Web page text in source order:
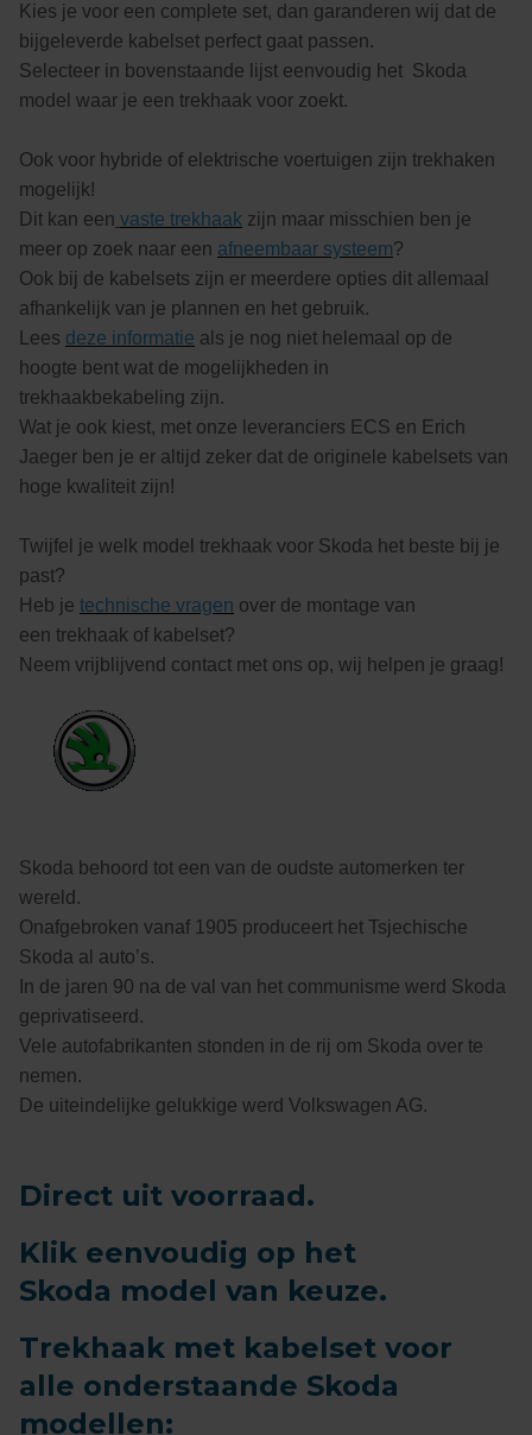
Kies je voor een complete set, dan garanderen wij dat de
bijgeleverde kabelset perfect gaat passen.
Selecteer in bovenstaande lijst eenvoudig het Skoda
model waar je een trekhaak voor zoekt.
Ook voor hybride of elektrische voertuigen zijn trekhaken
mogelijk!
Dit kan een vaste trekhaak zijn maar misschien ben je
meer op zoek naar een afneembaar systeem?
Ook bij de kabelsets zijn er meerdere opties dit allemaal
afhankelijk van je plannen en het gebruik.
Lees deze informatie als je nog niet helemaal op de
hoogte bent wat de mogelijkheden in
trekhaakbekabeling zijn.
Wat je ook kiest, met onze leveranciers ECS en Erich
Jaeger ben je er altijd zeker dat de originele kabelsets van
hoge kwaliteit zijn!
Twijfel je welk model trekhaak voor Skoda het beste bij je
past?
Heb je technische vragen over de montage van
een trekhaak of kabelset?
Neem vrijblijvend contact met ons op, wij helpen je graag!
Skoda behoord tot een van de oudste automerken ter
wereld.
Onafgebroken vanaf 1905 produceert het Tsjechische
Skoda al auto’s.
In de jaren 90 na de val van het communisme werd Skoda
geprivatiseerd.
Vele autofabrikanten stonden in de rij om Skoda over te
nemen.
De uiteindelijke gelukkige werd Volkswagen AG.
Direct uit voorraad.
Klik eenvoudig op het
Skoda model van keuze.
Trekhaak met kabelset voor
alle onderstaande Skoda
modellen: